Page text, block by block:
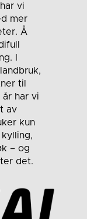
vi
mer
Å
I
til
har vi
av
kun
– og
det.